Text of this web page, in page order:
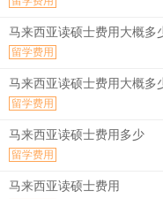
马来西亚读硕士费用大概多
留学费用
马来西亚读硕士费用大概多
留学费用
马来西亚读硕士费用多少
留学费用
马来西亚读硕士费用